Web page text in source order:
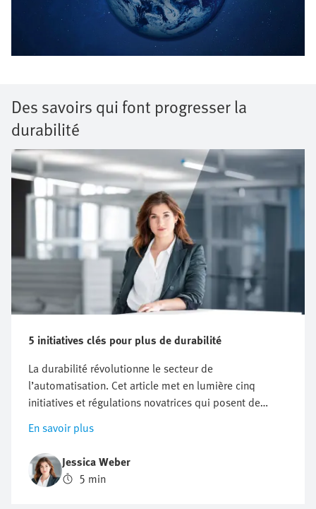
Des savoirs qui font progresser la
durabilité
5 initiatives clés pour plus de durabilité
La durabilité révolutionne le secteur de
l’automatisation. Cet article met en lumière cinq
initiatives et régulations novatrices qui posent de
nouveaux défis aux entreprises, mais qui offrent aussi
des opportunités d’innovation et de croissance.
Découvrez pourquoi une action proactive en matière
de durabilité peut être décisive pour le succès futur de
l’entreprise.
En savoir plus
Jessica Weber
5 min